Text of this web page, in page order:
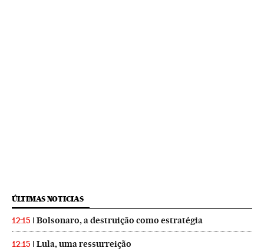
ÚLTIMAS NOTICIAS
12:15 Bolsonaro, a destruição como estratégia
12:15 Lula, uma ressurreição